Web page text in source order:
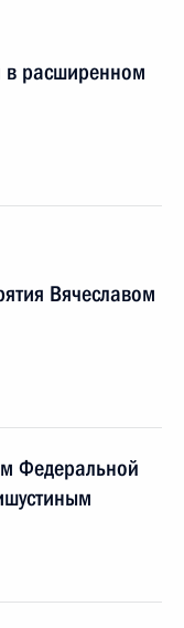
в расширенном
Вячеславом
Федеральной